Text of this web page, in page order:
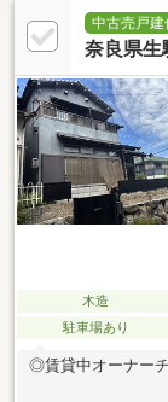
中古売戸建
奈良県生
木造
駐車場あり
◎賃貸中オーナー